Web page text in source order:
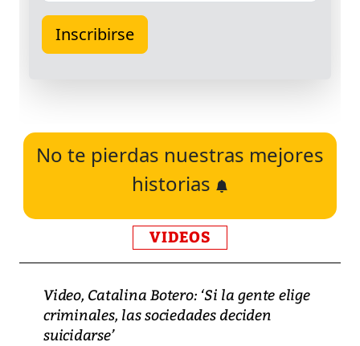
No te pierdas nuestras mejores
historias
VIDEOS
Video, Catalina Botero: ‘Si la gente elige
criminales, las sociedades deciden
suicidarse’